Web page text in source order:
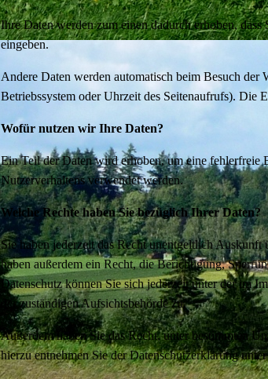
Ihre Daten werden zum einen dadurch erhoben,
eingeben.
Andere Daten werden automatisch beim Besuch der
Betriebssystem oder Uhrzeit des Seitenaufrufs). Die
Wofür nutzen wir Ihre Daten?
Ein Teil der Daten wird erhoben, um eine fehlerfreie
Nutzerverhaltens verwendet werden.
Welche Rechte haben Sie bezüglich Ihrer Daten?
Sie haben jederzeit das Recht unentgeltlich
haben außerdem ein Recht, die Berichtigung,
Datenschutz können Sie sich jederzeit unter der im
der zuständigen Aufsichtsbehörde zu.
Außerdem haben Sie das Recht, unter bestimmten
hierzu entnehmen Sie der Datenschutzerklärung